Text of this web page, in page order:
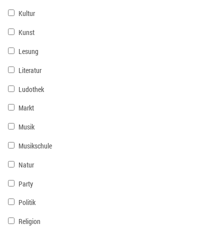
Kultur
Kunst
Lesung
Literatur
Ludothek
Markt
Musik
Musikschule
Natur
Party
Politik
Religion